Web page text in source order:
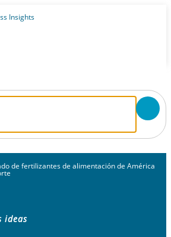
de fertilizantes de alimentación de América
ideas